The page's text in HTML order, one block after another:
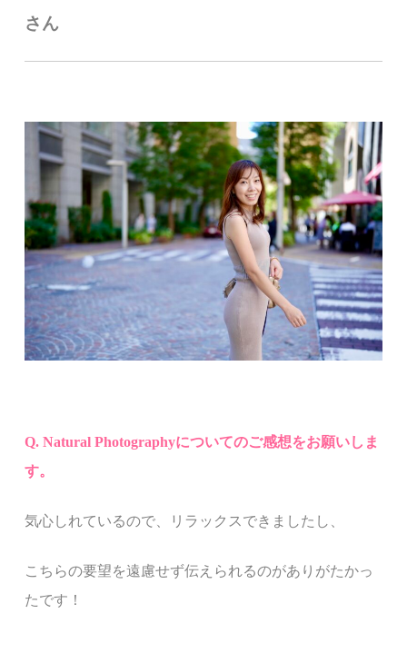
さん
Q. Natural Photographyについてのご感想をお願いしま
す。
気心しれているので、リラックスできましたし、
こちらの要望を遠慮せず伝えられるのがありがたかっ
たです！